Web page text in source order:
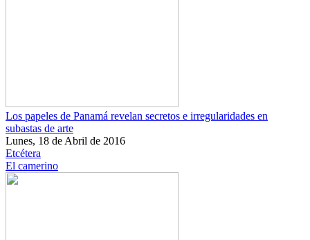
Los papeles de Panamá revelan secretos e irregularidades en
subastas de arte
Lunes, 18 de Abril de 2016
Etcétera
El camerino